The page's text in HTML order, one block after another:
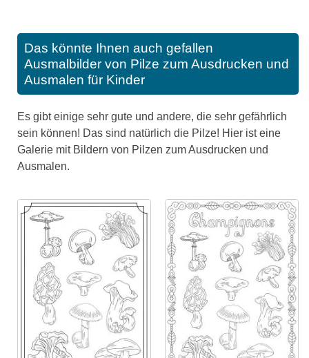
Das könnte Ihnen auch gefallen
Ausmalbilder von Pilze zum Ausdrucken und
Ausmalen für Kinder
Es gibt einige sehr gute und andere, die sehr gefährlich
sein können! Das sind natürlich die Pilze! Hier ist eine
Galerie mit Bildern von Pilzen zum Ausdrucken und
Ausmalen.